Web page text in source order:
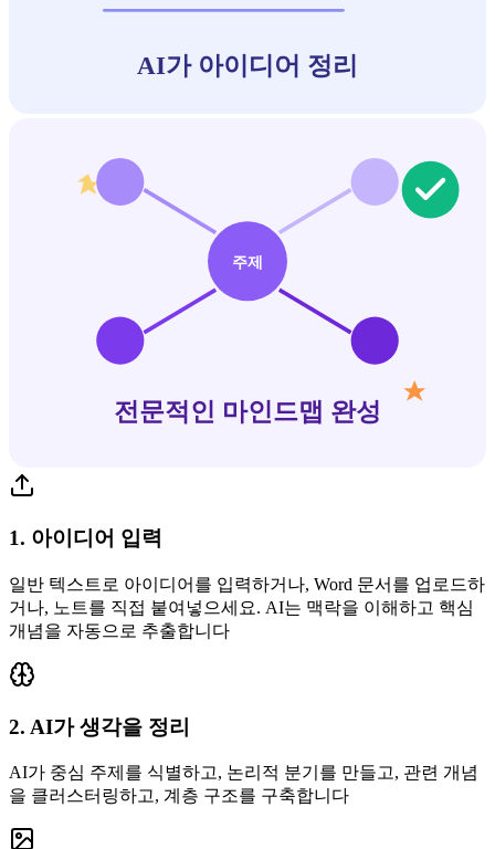
AI가 아이디어 정리
주제
전문적인 마인드맵 완성
1. 아이디어 입력
일반 텍스트로 아이디어를 입력하거나, Word 문서를 업로드하
거나, 노트를 직접 붙여넣으세요. AI는 맥락을 이해하고 핵심
개념을 자동으로 추출합니다
2. AI가 생각을 정리
AI가 중심 주제를 식별하고, 논리적 분기를 만들고, 관련 개념
을 클러스터링하고, 계층 구조를 구축합니다